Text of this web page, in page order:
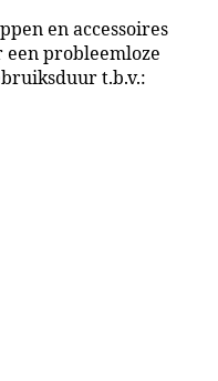
en accessoires
probleemloze
t.b.v.: